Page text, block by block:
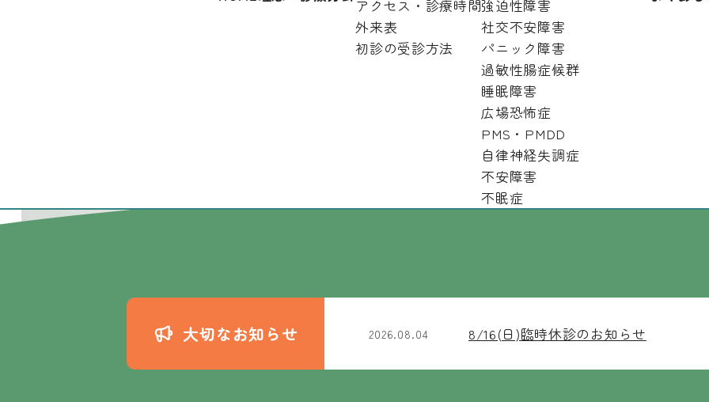
アクセス・診療時間
外来表
初診の受診方法
強迫性障害
社交不安障害
パニック障害
過敏性腸症候群
睡眠障害
広場恐怖症
PMS・PMDD
自律神経失調症
不安障害
不眠症
「ちょっと調子が悪いかも」という段階から
気軽に来ていただける場所でありたいと
思っています。
本日の診療状況
時間帯
10:00〜14:00
15:00〜19:00
○ ー ○
大切なお知らせ 2026.08.04 8/16(日)臨時休診のお知らせ